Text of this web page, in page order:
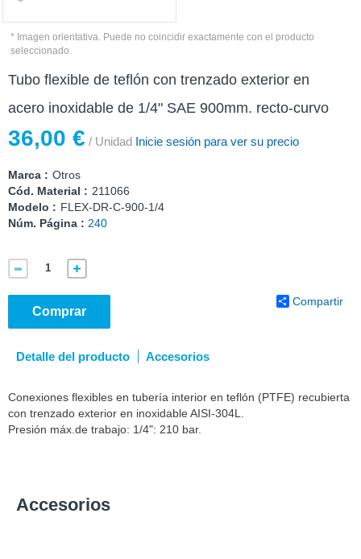
* Imagen orientativa. Puede no coincidir exactamente con el producto
seleccionado.
Tubo flexible de teflón con trenzado exterior en
acero inoxidable de 1/4" SAE 900mm. recto-curvo
36,00 € / Unidad Inicie sesión para ver su precio
Marca : Otros
Cód. Material : 211066
Modelo : FLEX-DR-C-900-1/4
Núm. Página : 240
Comprar
Compartir
Detalle del producto Accesorios
Conexiones flexibles en tubería interior en teflón (PTFE) recubierta
con trenzado exterior en inoxidable AISI-304L.
Presión máx.de trabajo: 1/4": 210 bar.
Accesorios